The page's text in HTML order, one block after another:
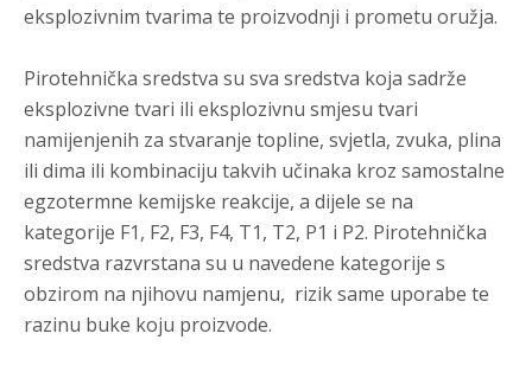
eksplozivnim tvarima te proizvodnji i prometu oružja.
Pirotehnička sredstva su sva sredstva koja sadrže
eksplozivne tvari ili eksplozivnu smjesu tvari
namijenjenih za stvaranje topline, svjetla, zvuka, plina
ili dima ili kombinaciju takvih učinaka kroz samostalne
egzotermne kemijske reakcije, a dijele se na
kategorije F1, F2, F3, F4, T1, T2, P1 i P2. Pirotehnička
sredstva razvrstana su u navedene kategorije s
obzirom na njihovu namjenu, rizik same uporabe te
razinu buke koju proizvode.